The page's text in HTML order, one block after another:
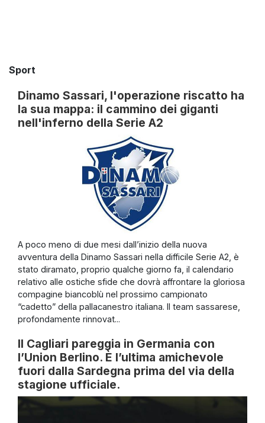
Sport
Dinamo Sassari, l'operazione riscatto ha
la sua mappa: il cammino dei giganti
nell'inferno della Serie A2
A poco meno di due mesi dall’inizio della nuova
avventura della Dinamo Sassari nella difficile Serie A2, è
stato diramato, proprio qualche giorno fa, il calendario
relativo alle ostiche sfide che dovrà affrontare la gloriosa
compagine biancoblù nel prossimo campionato
“cadetto” della pallacanestro italiana. Il team sassarese,
profondamente rinnovat...
Il Cagliari pareggia in Germania con
l’Union Berlino. È l’ultima amichevole
fuori dalla Sardegna prima del via della
stagione ufficiale.